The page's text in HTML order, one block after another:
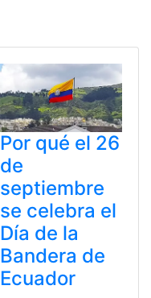
Por qué el 26
de
septiembre
se celebra el
Día de la
Bandera de
Ecuador